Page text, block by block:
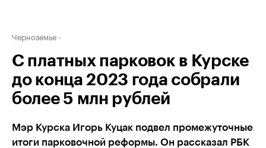
Черноземье
С платных парковок в Курске
до конца 2023 года собрали
более 5 млн рублей
Мэр Курска Игорь Куцак подвел промежуточные
итоги парковочной реформы. Он рассказал РБК